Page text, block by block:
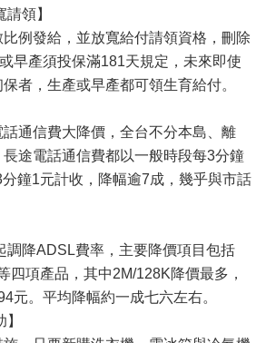
請領】
例發給，並放寬給付請領資格，刪除
早產須投保滿181天規定，未來即使
者，生產或早產都可領生育給付。
通信費大降價，全台不分本島、離
途電話通信費都以一般時段每3分鐘
鐘1元計收，降幅逾7成，幾乎與市話
調降ADSL費率，主要降價項目包括
四項產品，其中2M/128K降價最多，
元。平均降幅約一成七六左右。